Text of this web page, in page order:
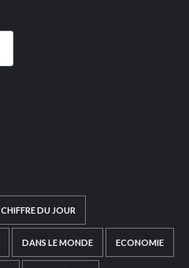
CHIFFRE DU JOUR
DANS LE MONDE ECONOMIE